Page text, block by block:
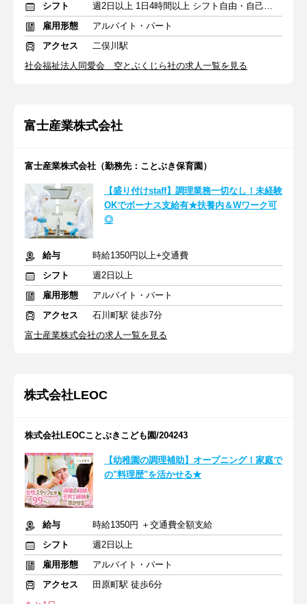
シフト
週2日以上 1日4時間以上 シフト自由・自己申告
雇用形態
アルバイト・パート
アクセス
二俣川駅
社会福祉法人同愛会 空とぶくじら社の求人一覧を見る
富士産業株式会社
富士産業株式会社（勤務先：ことぶき保育園）
【盛り付けstaff】調理業務一切なし！未経験
OKでボーナス支給有★扶養内＆Wワーク可
◎
給与
時給1350円以上+交通費
シフト
週2日以上
雇用形態
アルバイト・パート
アクセス
石川町駅 徒歩7分
富士産業株式会社の求人一覧を見る
株式会社LEOC
株式会社LEOCことぶきこども園/204243
【幼稚園の調理補助】オープニング！家庭で
の"料理歴"を活かせる★
給与
時給1350円 ＋交通費全額支給
シフト
週2日以上
雇用形態
アルバイト・パート
アクセス
田原町駅 徒歩6分